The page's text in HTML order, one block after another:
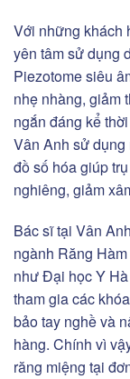
Với những khách
yên tâm sử dụng
Piezotome siêu
nhẹ nhàng, giảm
ngắn đáng kể
Vân Anh sử
đồ số hóa giúp
nghiêng, giảm
Bác sĩ tại Vân
ngành Răng
như Đại học Y
tham gia các
bảo tay nghề và
hàng. Chính vì
răng miệng tại